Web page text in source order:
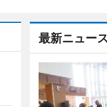
最新ニュー